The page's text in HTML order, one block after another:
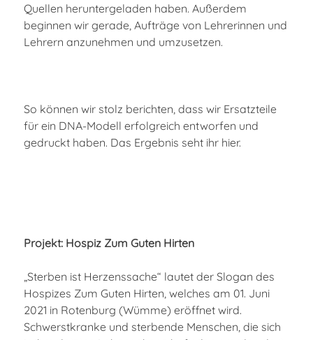
Quellen heruntergeladen haben. Außerdem
beginnen wir gerade, Aufträge von Lehrerinnen und
Lehrern anzunehmen und umzusetzen.
So können wir stolz berichten, dass wir Ersatzteile
für ein DNA-Modell erfolgreich entworfen und
gedruckt haben. Das Ergebnis seht ihr hier.
Projekt: Hospiz Zum Guten Hirten
„Sterben ist Herzenssache“ lautet der Slogan des
Hospizes Zum Guten Hirten, welches am 01. Juni
2021 in Rotenburg (Wümme) eröffnet wird.
Schwerstkranke und sterbende Menschen, die sich